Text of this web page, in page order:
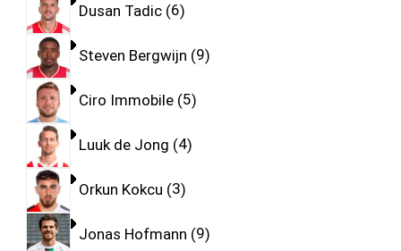
Dusan Tadic 6
Steven Bergwijn 9
Ciro Immobile 5
Luuk de Jong 4
Orkun Kokcu 3
Jonas Hofmann 9